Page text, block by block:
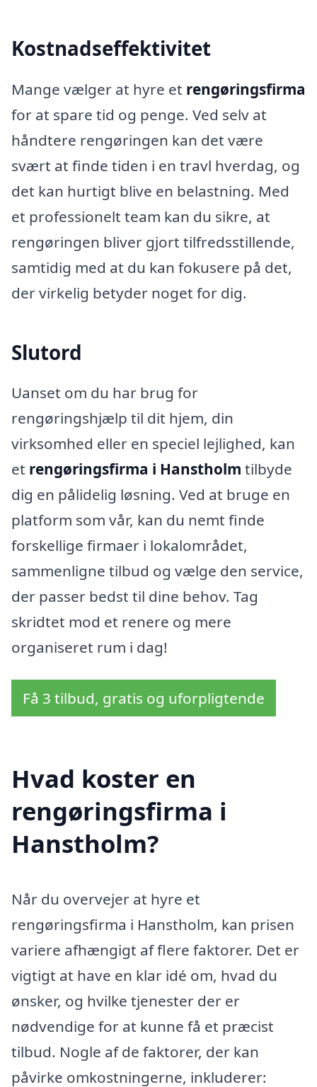
Kostnadseffektivitet
Mange vælger at hyre et rengøringsfirma
for at spare tid og penge. Ved selv at
håndtere rengøringen kan det være
svært at finde tiden i en travl hverdag, og
det kan hurtigt blive en belastning. Med
et professionelt team kan du sikre, at
rengøringen bliver gjort tilfredsstillende,
samtidig med at du kan fokusere på det,
der virkelig betyder noget for dig.
Slutord
Uanset om du har brug for
rengøringshjælp til dit hjem, din
virksomhed eller en speciel lejlighed, kan
et rengøringsfirma i Hanstholm tilbyde
dig en pålidelig løsning. Ved at bruge en
platform som vår, kan du nemt finde
forskellige firmaer i lokalområdet,
sammenligne tilbud og vælge den service,
der passer bedst til dine behov. Tag
skridtet mod et renere og mere
organiseret rum i dag!
Få 3 tilbud, gratis og uforpligtende
Hvad koster en
rengøringsfirma i
Hanstholm?
Når du overvejer at hyre et
rengøringsfirma i Hanstholm, kan prisen
variere afhængigt af flere faktorer. Det er
vigtigt at have en klar idé om, hvad du
ønsker, og hvilke tjenester der er
nødvendige for at kunne få et præcist
tilbud. Nogle af de faktorer, der kan
påvirke omkostningerne, inkluderer: